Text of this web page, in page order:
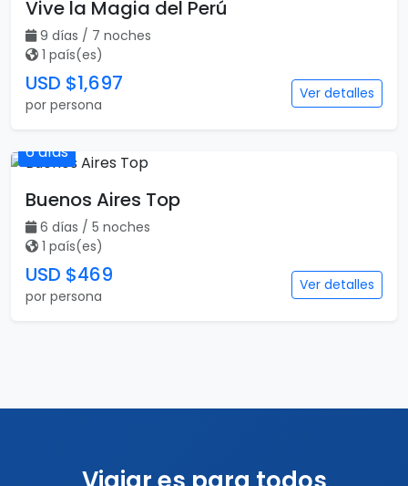
Vive la Magia del Perú
9 días / 7 noches
1 país(es)
USD $1,697
por persona
Ver detalles
6 días
1 país(es)